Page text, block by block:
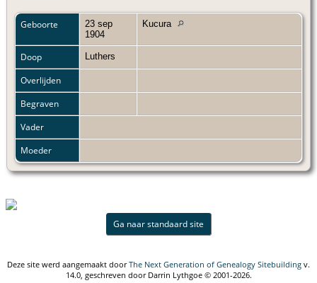
Geboorte
23 sep
1904
Kucura
Doop Luthers
Overlijden
Begraven
Vader
Moeder
Ga naar standaard site
Deze site werd aangemaakt doorThe Next Generation of Genealogy Sitebuilding v.
14.0, geschreven door Darrin Lythgoe © 2001-2026.